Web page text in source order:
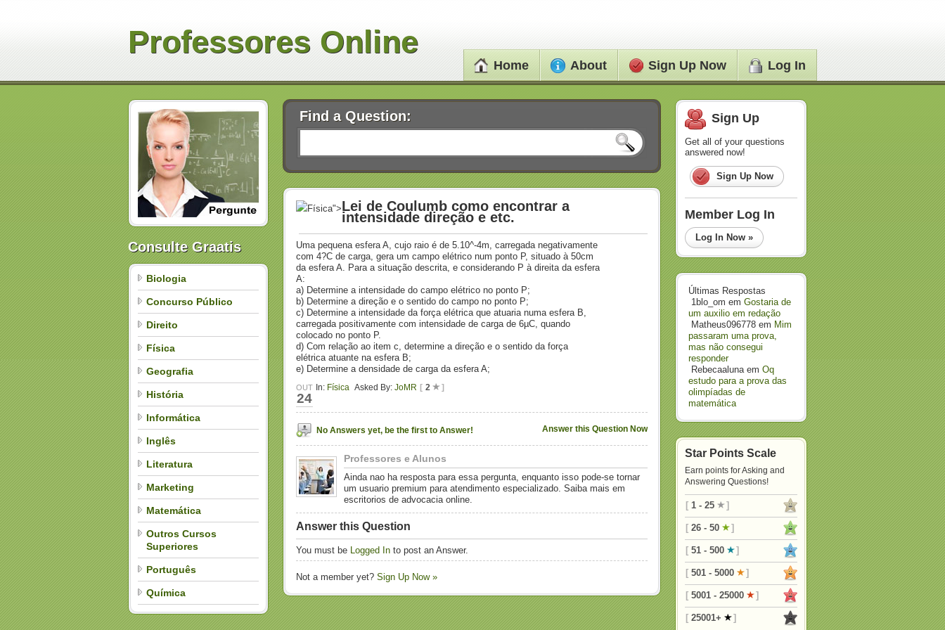
Home About Sign Up Now Log In
Professores Online
Consulte Graatis
Biologia
Concurso Público
Direito
Física
Geografia
História
Informática
Inglês
Literatura
Marketing
Matemática
Outros Cursos
Superiores
Português
Química
Find a Question:
Física">Lei de Coulumb como encontrar a
intensidade direção e etc.
Uma pequena esfera A, cujo raio é de 5.10^-4m, carregada negativamente
com 4?C de carga, gera um campo elétrico num ponto P, situado à 50cm
da esfera A. Para a situação descrita, e considerando P à direita da esfera
A:
a) Determine a intensidade do campo elétrico no ponto P;
b) Determine a direção e o sentido do campo no ponto P;
c) Determine a intensidade da força elétrica que atuaria numa esfera B,
carregada positivamente com intensidade de carga de 6µC, quando
colocado no ponto P.
d) Com relação ao item c, determine a direção e o sentido da força
elétrica atuante na esfera B;
e) Determine a densidade de carga da esfera A;
In: Física Asked By: JoMR [ 2 ]
OUT
24
Answer this Question Now
No Answers yet, be the first to Answer!
Professores e Alunos
Ainda nao ha resposta para essa pergunta, enquanto isso pode-se tornar
um usuario premium para atendimento especializado. Saiba mais em
escritorios de advocacia online.
Answer this Question
You must be Logged In to post an Answer.
Not a member yet? Sign Up Now »
Sign Up
Get all of your questions
answered now!
Sign Up Now
Member Log In
Log In Now »
Últimas Respostas
1blo_om em Gostaria de
um auxilio em redação
Matheus096778 em Mim
passaram uma prova,
mas não consegui
responder
Rebecaalunaem Oq
estudo para a prova das
olimpíadas de
matemática
Star Points Scale
Earn points for Asking and
Answering Questions!
[ 1 - 25 ]
[ 26 - 50 ]
[ 51 - 500 ]
[ 501 - 5000 ]
[ 5001 - 25000 ]
[ 25001+ ]